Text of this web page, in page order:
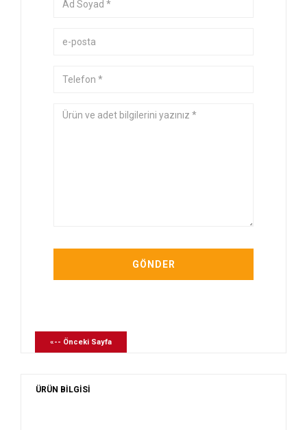
«-- Önceki Sayfa
ÜRÜN BİLGİSİ